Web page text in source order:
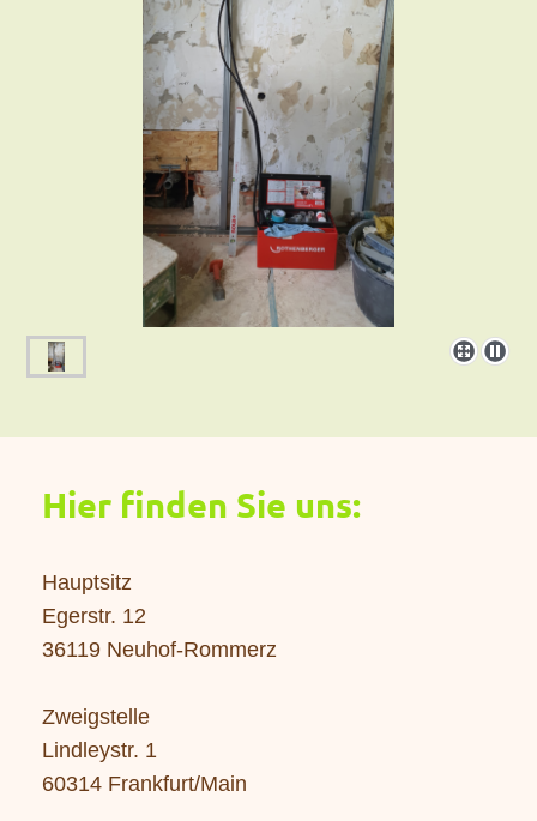
Hier finden Sie uns:
Hauptsitz
Egerstr. 12
36119 Neuhof-Rommerz
Zweigstelle
Lindleystr. 1
60314 Frankfurt/Main